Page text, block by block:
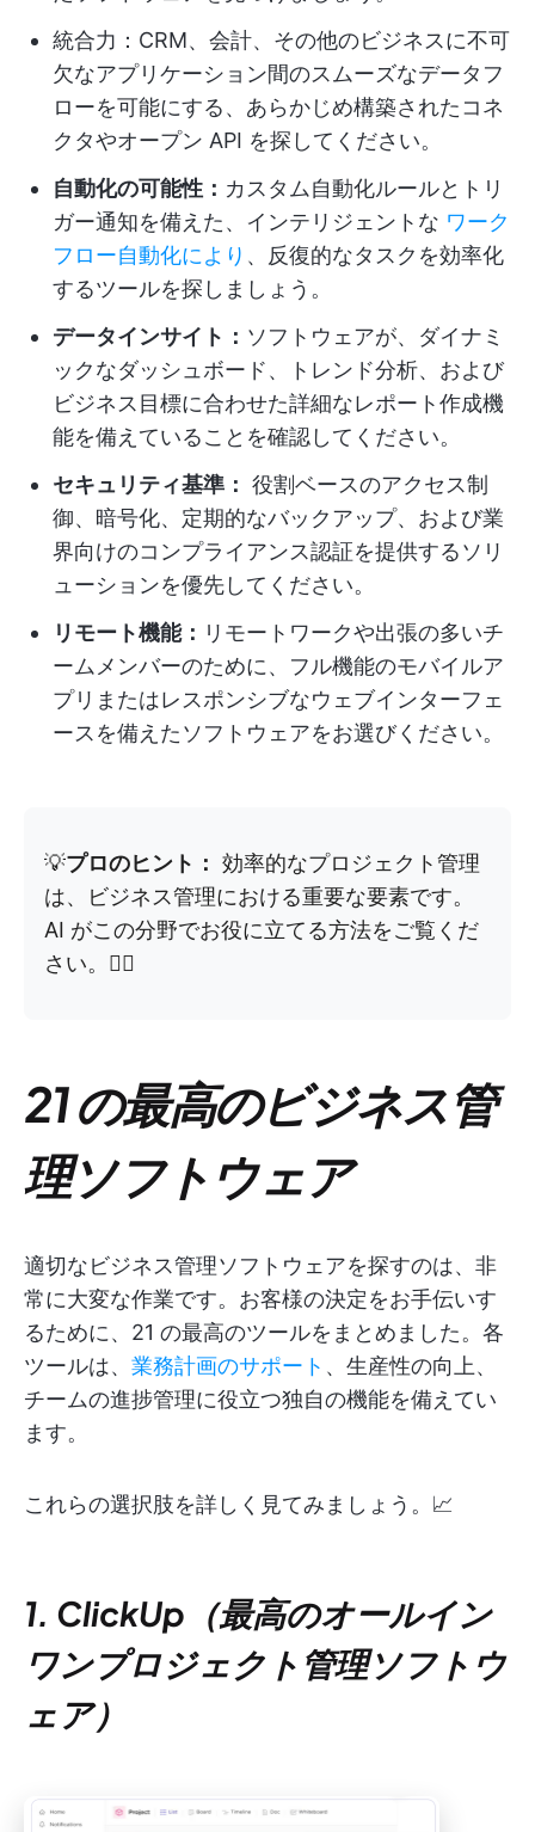
統合力：CRM、会計、その他のビジネスに不可
欠なアプリケーション間のスムーズなデータフ
ローを可能にする、あらかじめ構築されたコネ
クタやオープン API を探してください。
自動化の可能性： カスタム自動化ルールとトリ
ガー通知を備えた、インテリジェントな ワーク
フロー自動化により 、反復的なタスクを効率化
するツールを探しましょう。
データインサイト： ソフトウェアが、ダイナミ
ックなダッシュボード、トレンド分析、および
ビジネス目標に合わせた詳細なレポート作成機
能を備えていることを確認してください。
セキュリティ基準： 役割ベースのアクセス制
御、暗号化、定期的なバックアップ、および業
界向けのコンプライアンス認証を提供するソリ
ューションを優先してください。
リモート機能： リモートワークや出張の多いチ
ームメンバーのために、フル機能のモバイルア
プリまたはレスポンシブなウェブインターフェ
ースを備えたソフトウェアをお選びください。
💡プロのヒント： 効率的なプロジェクト管理
は、ビジネス管理における重要な要素です。
AI がこの分野でお役に立てる方法をご覧くだ
さい。👇🏼
21 の最高のビジネス管
理ソフトウェア
適切なビジネス管理ソフトウェアを探すのは、非
常に大変な作業です。お客様の決定をお手伝いす
るために、21 の最高のツールをまとめました。各
ツールは、 業務計画のサポート 、生産性の向上、
チームの進捗管理に役立つ独自の機能を備えてい
ます。
これらの選択肢を詳しく見てみましょう。📈
1. ClickUp（最高のオールイン
ワンプロジェクト管理ソフトウ
ェア）